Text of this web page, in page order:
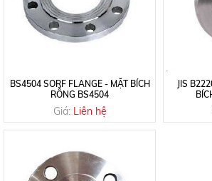
BS4504 SORF FLANGE - MẶT BÍCH
RỖNG BS4504
Giá: Liên hệ
JIS